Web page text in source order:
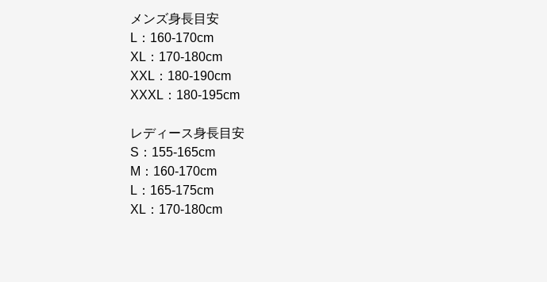
メンズ身長目安
L：160-170cm
XL：170-180cm
XXL：180-190cm
XXXL：180-195cm
レディース身長目安
S：155-165cm
M：160-170cm
L：165-175cm
XL：170-180cm